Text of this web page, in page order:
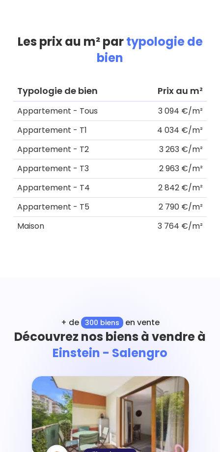
Les prix au m² partypologie de
bien
Typologie de bien Prix au m²
Appartement - Tous
3 094 €/m²
Appartement - T1
4 034 €/m²
Appartement - T2
3 263 €/m²
Appartement - T3
2 963 €/m²
Appartement - T4
2 842 €/m²
Appartement - T5
2 790 €/m²
Maison
3 764 €/m²
+ de 300 biens en vente
Découvrez nos biens à vendre à
Einstein - Salengro